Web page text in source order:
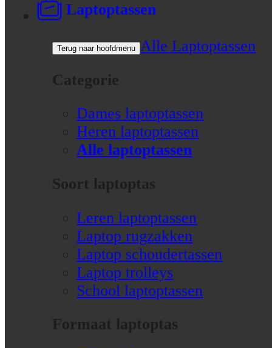
Laptoptassen
Terug naar hoofdmenu Alle Laptoptassen
Categorie
Dames laptoptassen
Heren laptoptassen
Alle laptoptassen
Soort laptoptas
Leren laptoptassen
Laptop rugzakken
Laptop schoudertassen
Laptop trolleys
School laptoptassen
Formaat laptoptas